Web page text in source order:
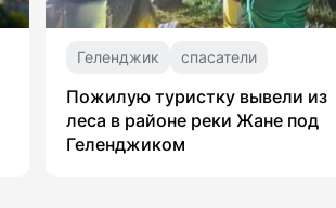
Геленджик спасатели
Пожилую туристку вывели из
леса в районе реки Жане под
Геленджиком